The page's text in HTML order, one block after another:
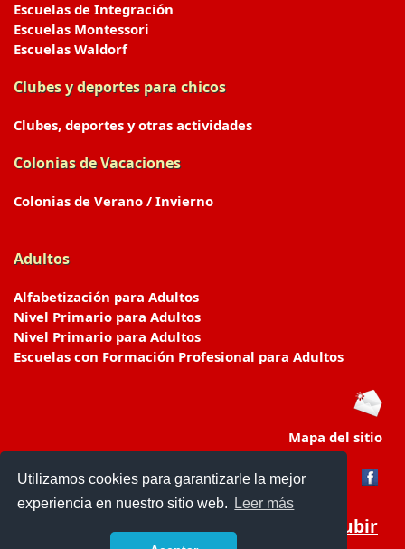
Utilizamos cookies para garantizarle la mejor
experiencia en nuestro sitio web.
Leer más
Escuelas de Integración
Escuelas Montessori
Escuelas Waldorf
Clubes y deportes para chicos
Clubes, deportes y otras actividades
Colonias de Vacaciones
Colonias de Verano / Invierno
Adultos
Alfabetización para Adultos
Nivel Primario para Adultos
Nivel Primario para Adultos
Escuelas con Formación Profesional para Adultos
Mapa del sitio
Subir